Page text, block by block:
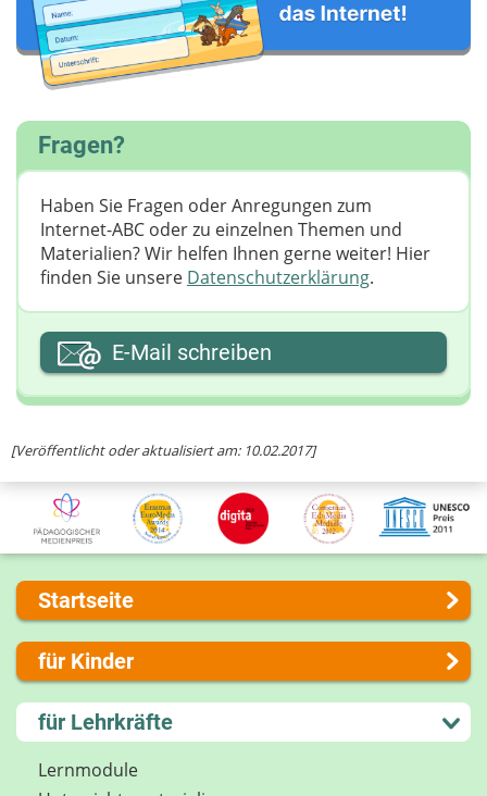
[Veröffentlicht oder aktualisiert am: 10.02.2017]
Fragen?
Haben Sie Fragen oder Anregungen zum
Internet-ABC oder zu einzelnen Themen und
Materialien? Wir helfen Ihnen gerne weiter! ​Hier
finden Sie unsere Datenschutzerklärung.
Ihre E-Mail-Adresse
E-Mail schreiben
Startseite
Über uns
Presse
Kontakt
Impressum
Internet-ABC Sitemap
für Kinder
Lernen und Schule
Hobby und Freizeit
Spiel und Spaß
für Lehrkräfte
Lernmodule